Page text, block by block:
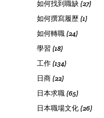
如何找到職缺 (27)
如何撰寫履歷 (1)
如何轉職 (24)
學習 (18)
工作 (134)
日商 (22)
日本求職 (65)
日本職場文化 (26)